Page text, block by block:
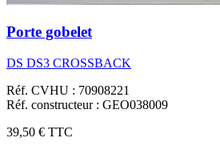
Porte gobelet
DS DS3 CROSSBACK
Réf. CVHU : 70908221
Réf. constructeur : GEO038009
39,50 € TTC